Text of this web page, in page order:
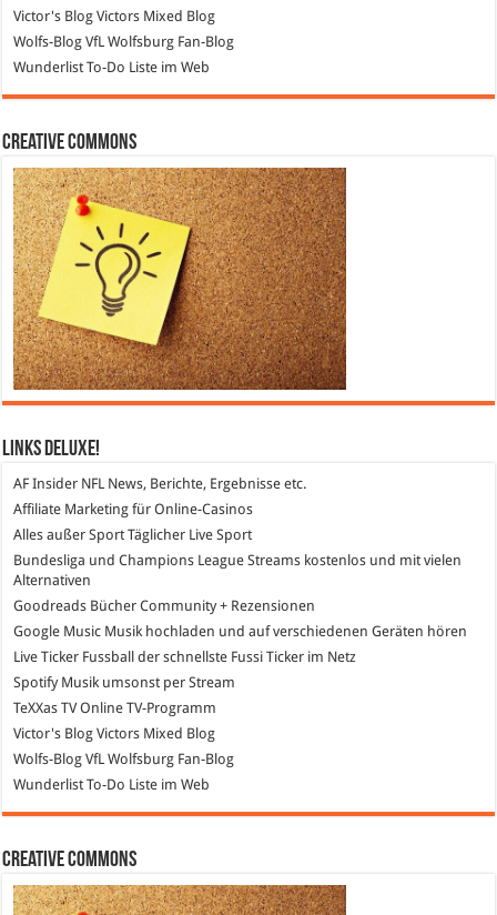
Victor's Blog Victors Mixed Blog
Wolfs-Blog VfL Wolfsburg Fan-Blog
WunderlistTo-Do Liste im Web
Creative Commons
Links DeLuXe!
AF Insider NFL News, Berichte, Ergebnisse etc.
Affiliate Marketing für Online-Casinos
Alles außer Sport Täglicher Live Sport
Bundesliga und Champions League Streams kostenlos und mit vielen
Alternativen
Goodreads Bücher Community + Rezensionen
Google Music Musik hochladen und auf verschiedenen Geräten hören
Live Ticker Fussball der schnellste Fussi Ticker im Netz
SpotifyMusik umsonst per Stream
TeXXas TVOnline TV-Programm
Victor's Blog Victors Mixed Blog
Wolfs-Blog VfL Wolfsburg Fan-Blog
Wunderlist To-Do Liste im Web
Creative Commons